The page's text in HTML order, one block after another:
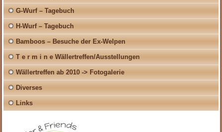
G-Wurf – Tagebuch
H-Wurf – Tagebuch
Bamboos – Besuche der Ex-Welpen
T e r m i n e Wällertreffen/Ausstellungen
Wällertreffen ab 2010 -> Fotogalerie
Diverses
Links